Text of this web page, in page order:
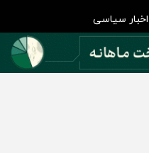
اخبار سیاسی
اخبار مسکن
اخبار تکنولوژی